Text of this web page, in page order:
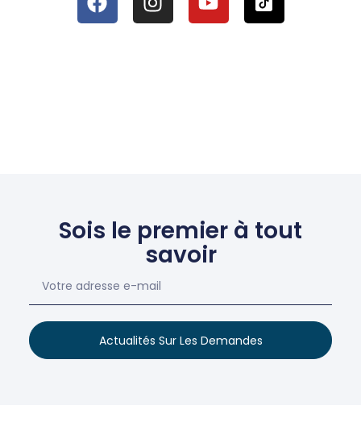
Sois le premier à tout
savoir
Actualités Sur Les Demandes